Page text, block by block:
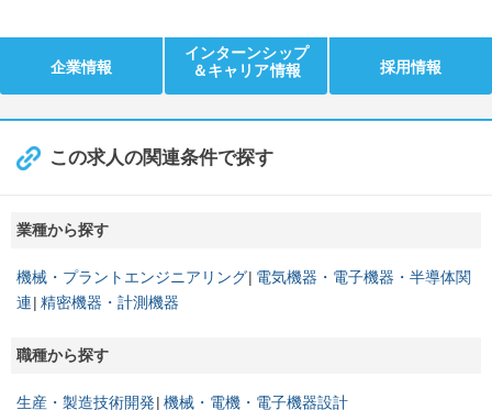
企業情報
インターンシップ
＆キャリア情報
採用情報
この求人の関連条件で探す
業種から探す
機械・プラントエンジニアリング 電気機器・電子機器・半導体関
連 精密機器・計測機器
職種から探す
生産・製造技術開発 機械・電機・電子機器設計